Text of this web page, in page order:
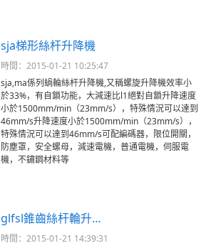
sja梯形絲杆升降機
時間：2015-01-21 10:25:47
sja,ma係列蝸輪絲杆升降機,又稱螺旋升降機效率小
於33%，有自鎖功能，大減速比l1絕對自鎖升降速度
小於1500mm/min（23mm/s），特殊情況可以達到
46mm/s升降速度小於1500mm/min（23mm/s），
特殊情況可以達到46mm/s可配編碼器，限位開關，
防塵罩，安全螺母，減速電機，普通電機，伺服電
機，不鏽鋼材料等
glfsl錐齒絲杆輪升…
時間：2015-01-21 14:39:31